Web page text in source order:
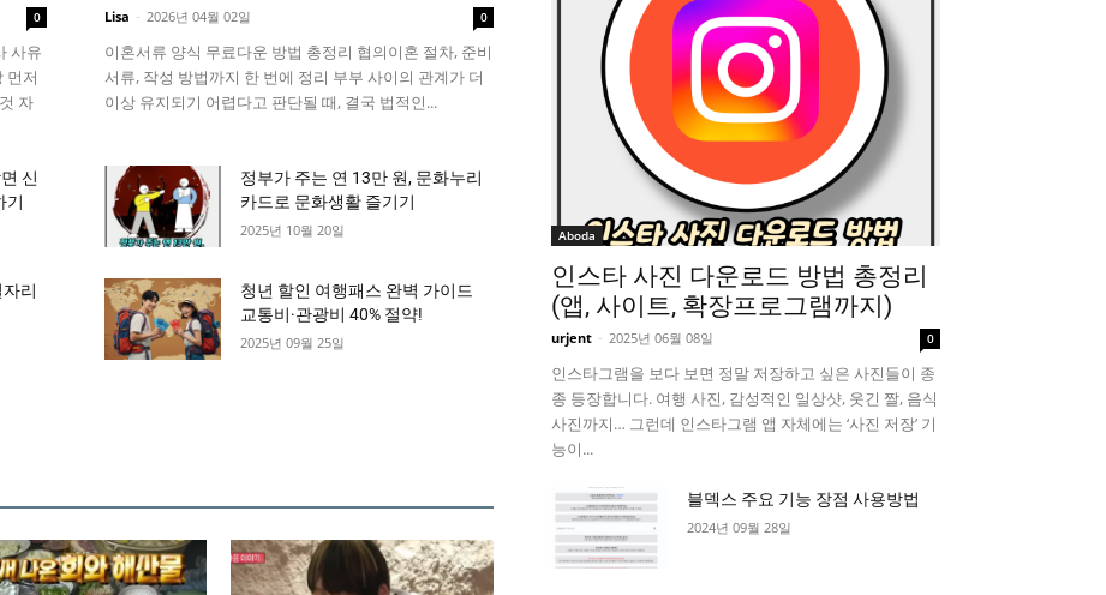
0
사유
먼저
자
Lisa - 2026년 04월 02일 0
이혼서류 양식 무료다운 방법 총정리 협의이혼 절차, 준비
서류, 작성 방법까지 한 번에 정리 부부 사이의 관계가 더
이상 유지되기 어렵다고 판단될 때, 결국 법적인...
신
기
정부가 주는 연 13만 원, 문화누리
카드로 문화생활 즐기기
2025년 10월 20일
리
청년 할인 여행패스 완벽 가이드
교통비·관광비 40% 절약!
2025년 09월 25일
Aboda
인스타 사진 다운로드 방법 총정리
(앱, 사이트, 확장프로그램까지)
urjent - 2025년 06월 08일 0
인스타그램을 보다 보면 정말 저장하고 싶은 사진들이 종
종 등장합니다. 여행 사진, 감성적인 일상샷, 웃긴 짤, 음식
사진까지… 그런데 인스타그램 앱 자체에는 ‘사진 저장’ 기
능이...
블덱스 주요 기능 장점 사용방법
2024년 09월 28일